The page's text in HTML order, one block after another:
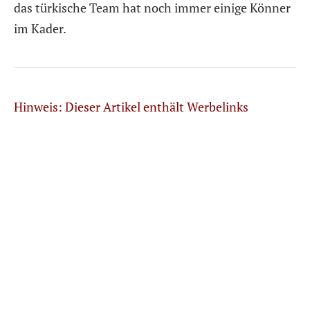
das türkische Team hat noch immer einige Könner
im Kader.
Hinweis: Dieser Artikel enthält Werbelinks